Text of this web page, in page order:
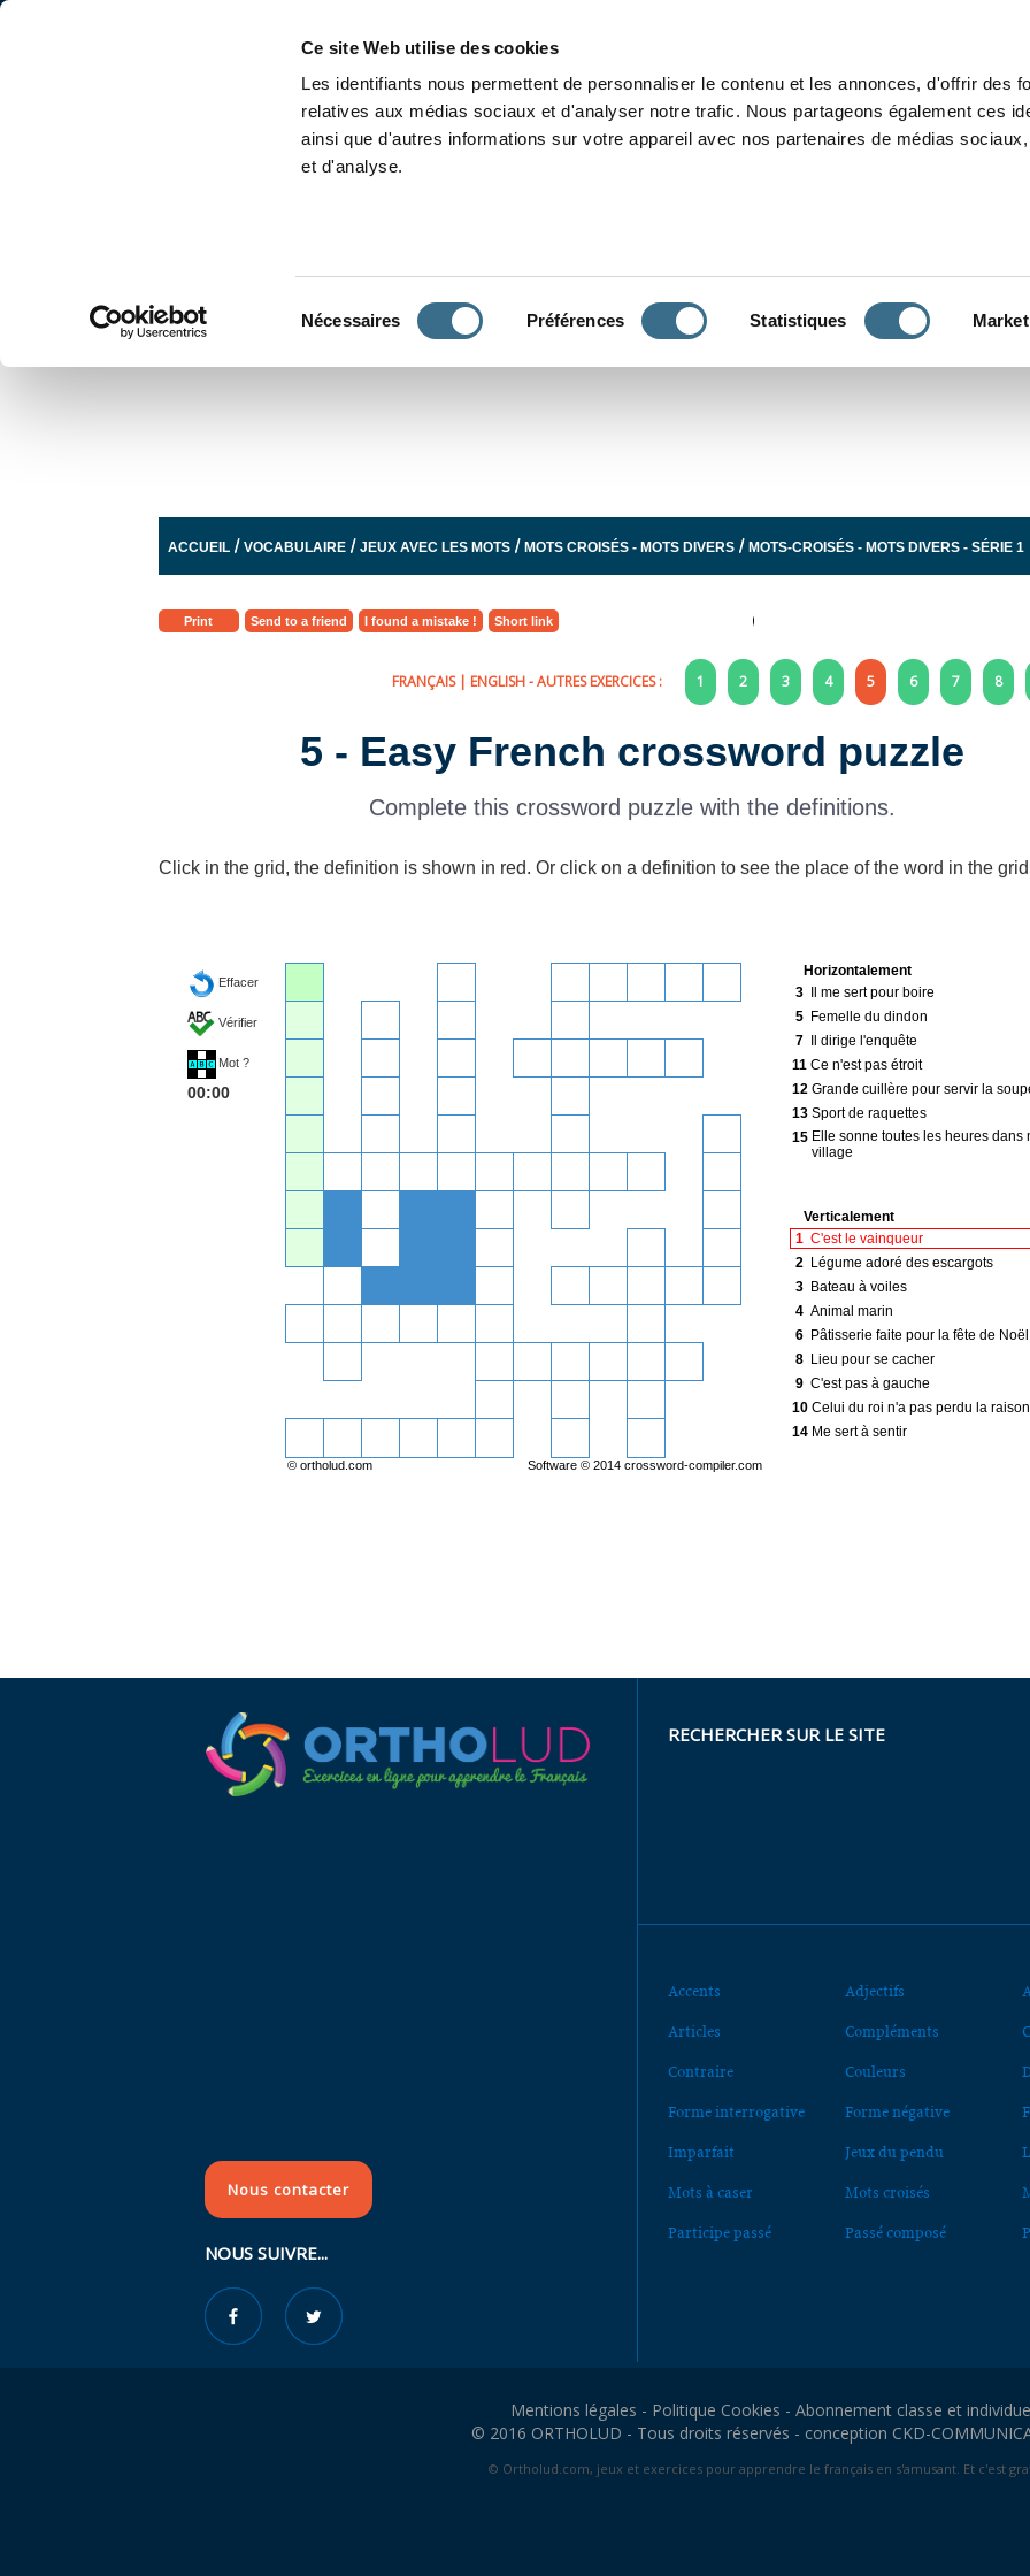
Ce site Web utilise des cookies
Les identifiants nous permettent de personnaliser le contenu et les annonces, d'offrir des
relatives aux médias sociaux et d'analyser notre trafic. Nous partageons également ces
ainsi que d'autres informations sur votre appareil avec nos partenaires de médias
et d'analyse.
Nécessaires Préférences Statistiques
ACCUEIL/ VOCABULAIRE/ JEUX AVEC LES MOTS/ MOTS CROISÉS - MOTS DIVERS/ MOTS-CROISÉS - MOTS DIVERS - SÉRIE 1
Print Send to a friend I found a mistake ! Short link
FRANÇAIS| ENGLISH- AUTRES EXERCICES : 1 2 3 4 5 6 7 8
5 - Easy French crossword puzzle
Complete this crossword puzzle with the definitions.
Click in the grid, the definition is shown in red. Or click on a definition to see the place of the word in the
Effacer
Vérifier
Mot ?
00:00
Horizontalement
3
Il me sert pour boire
5 Femelle du dindon
7
Il dirige l'enquête
11 Ce n'est pas étroit
12 Grande cuillère pour servir la
13 Sport de raquettes
15 Elle sonne toutes les heures dans
village
Verticalement
1 C'est le vainqueur
2 Légume adoré des escargots
3 Bateau à voiles
4 Animal marin
6 Pâtisserie faite pour la fête de Noël
8 Lieu pour se cacher
9 C'est pas à gauche
10 Celui du roi n'a pas perdu la raison
14 Me sert à sentir
Software © 2014 crossword-compiler.com
© ortholud.com
Nous contacter
NOUS SUIVRE...
RECHERCHER SUR LE SITE
Accents Adjectifs
Articles Compléments
Contraire Couleurs
Forme interrogative Forme négative
Imparfait Jeux du pendu
Mots à caser Mots croisés
Participe passé Passé composé
Mentions légales - Politique Cookies - Abonnement classe et
© 2016 ORTHOLUD - Tous droits réservés - conception CKD-
© Ortholud.com, jeux et exercices pour apprendre le français en s'amusant. Et c'est